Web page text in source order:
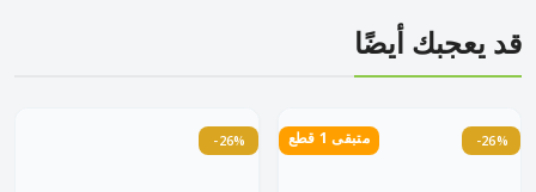
قد يعجبك أيضًا
-26% -26% متبقى 1 قطع